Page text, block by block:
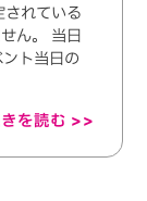
されている
ん。 当日
ト当日の
を読む >>